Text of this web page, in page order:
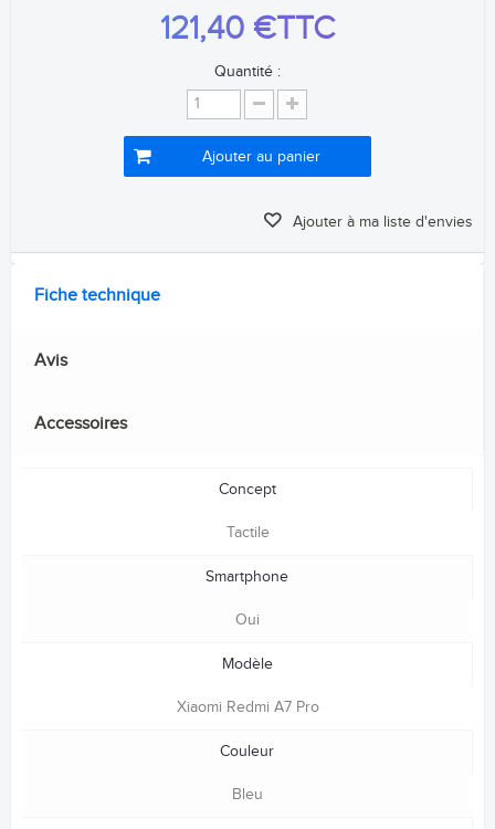
121,40 €TTC
Quantité :
Ajouter au panier
Ajouter à ma liste d'envies
Fiche technique
Avis
Accessoires
Concept
Tactile
Smartphone
Oui
Modèle
Xiaomi Redmi A7 Pro
Couleur
Bleu